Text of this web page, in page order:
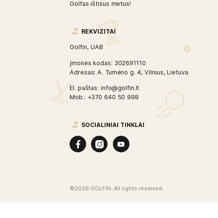
GOLFIN
Uždarų patalpų golfo klubas Vilniaus
Golfas ištisus metus!
REKVIZITAI
Golfin, UAB
Įmonės kodas: 302691110
Adresas: A. Tumėno g. 4, Vilnius, Lietuva
El. paštas: info@golfin.lt
Mob.: +370 640 50 998
SOCIALINIAI TINKLAI